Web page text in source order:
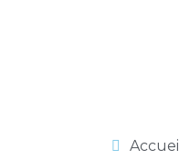
Accueil